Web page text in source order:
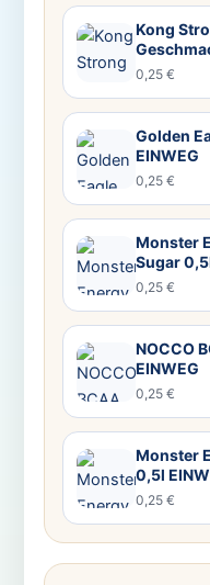
Kong
0,25 €
Golden
EINWEG
0,25 €
Monster
Sugar
0,25 €
NOCCO
EINWEG
0,25 €
Monster
0,5l
0,25 €